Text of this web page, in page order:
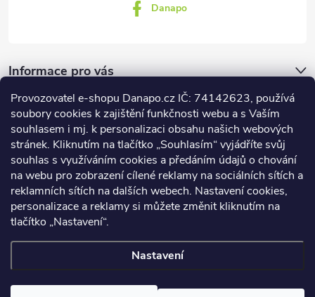
Provozovatel e-shopu Danapo.cz IČ: 74142623, používá
soubory cookies k zajištění funkčnosti webu a s Vaším
souhlasem i mj. k personalizaci obsahu našich webových
stránek. Kliknutím na tlačítko „Souhlasím“ vyjádříte svůj
souhlas s využíváním cookies a předáním údajů o chování
na webu pro zobrazení cílené reklamy na sociálních sítích a
reklamních sítích na dalších webech. Nastavení cookies,
personalizace a reklamy si můžete změnit kliknutím na
tlačítko „Nastavení“.
Nastavení
Danapo
Informace pro vás
Dotazník
Co upřednosťnujete?
Počet hlasů:437
Facebook
Upravit nastavení cookies